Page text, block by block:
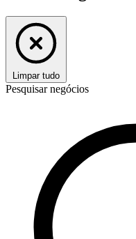
Limpar tudo
Pesquisar negócios